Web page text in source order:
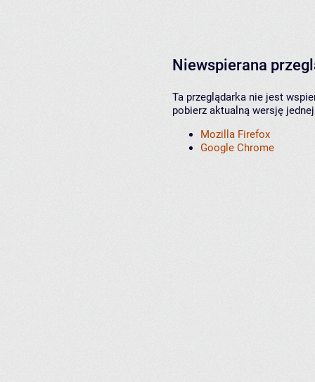
Niewspierana
Ta przeglądarka nie jest
pobierz aktualną wersję
Mozilla Firefox
Google Chrome